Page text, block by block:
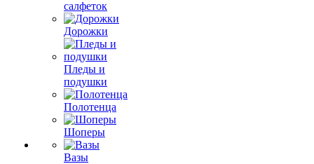
салфеток
Дорожки
Пледы и
подушки
Полотенца
Шоперы
Вазы